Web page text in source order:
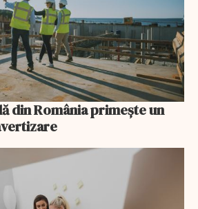
din România primește un